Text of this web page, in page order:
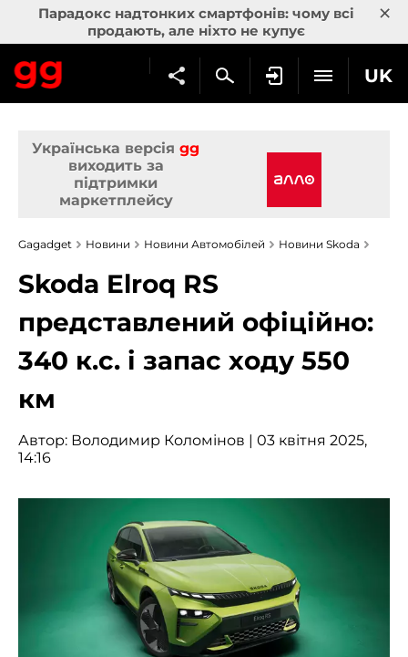
Парадокс надтонких смартфонів: чому всі
продають, але ніхто не купує
×
UK
Українська версія gg
виходить за
підтримки
маркетплейсу
Gagadget Новини Новини Автомобілей Новини Skoda
Skoda Elroq RS
представлений офіційно:
340 к.с. і запас ходу 550
км
Автор: Володимир Коломінов | 03 квітня 2025,
14:16